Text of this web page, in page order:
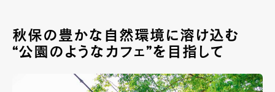
秋保の豊かな自然環境に溶け込む
“公園のようなカフェ”を目指して